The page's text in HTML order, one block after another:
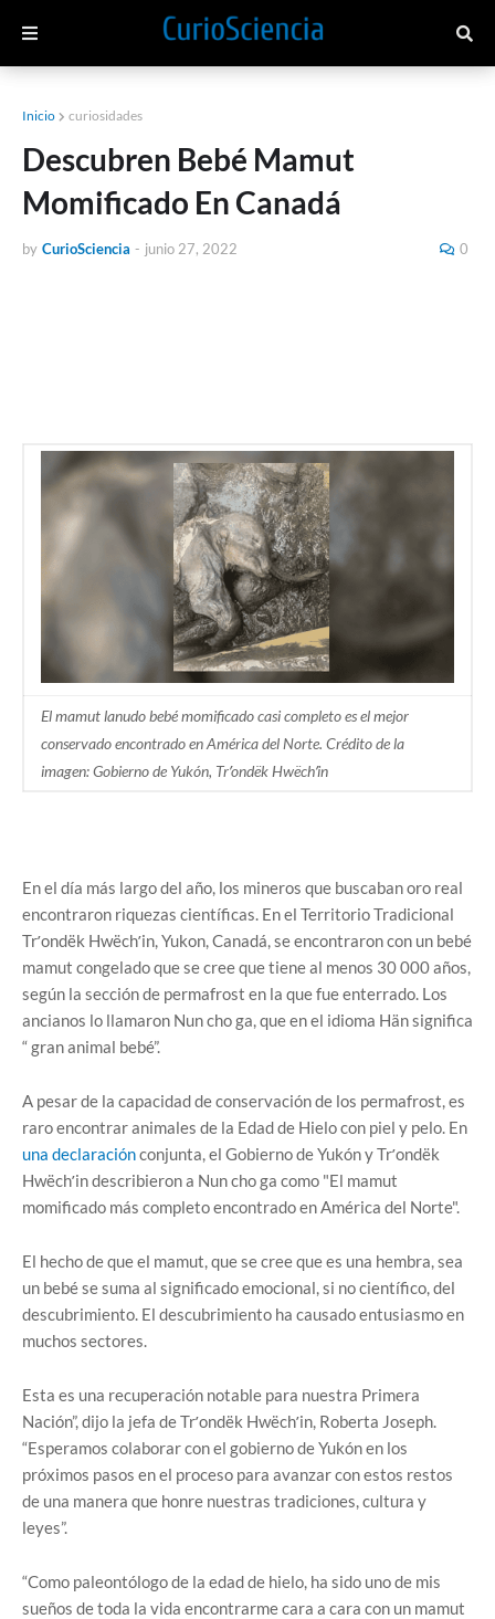
Inicio curiosidades
Descubren Bebé Mamut
Momificado En Canadá
by CurioSciencia - junio 27, 2022 0
El mamut lanudo bebé momificado casi completo es el mejor
conservado encontrado en América del Norte. Crédito de la
imagen: Gobierno de Yukón, Trʼondëk Hwëchʼin
En el día más largo del año, los mineros que buscaban oro real
encontraron riquezas científicas. En el Territorio Tradicional
Trʼondëk Hwëchʼin, Yukon, Canadá, se encontraron con un bebé
mamut congelado que se cree que tiene al menos 30 000 años,
según la sección de permafrost en la que fue enterrado. Los
ancianos lo llamaron Nun cho ga, que en el idioma Hän significa
“ gran animal bebé”.
A pesar de la capacidad de conservación de los permafrost, es
raro encontrar animales de la Edad de Hielo con piel y pelo. En
una declaraciónconjunta, el Gobierno de Yukón y Trʼondëk
Hwëchʼin describieron a Nun cho ga como "El mamut
momificado más completo encontrado en América del Norte".
El hecho de que el mamut, que se cree que es una hembra, sea
un bebé se suma al significado emocional, si no científico, del
descubrimiento. El descubrimiento ha causado entusiasmo en
muchos sectores.
Esta es una recuperación notable para nuestra Primera
Nación”, dijo la jefa de Trʼondëk Hwëchʼin, Roberta Joseph.
“Esperamos colaborar con el gobierno de Yukón en los
próximos pasos en el proceso para avanzar con estos restos
de una manera que honre nuestras tradiciones, cultura y
leyes”.
“Como paleontólogo de la edad de hielo, ha sido uno de mis
sueños de toda la vida encontrarme cara a cara con un mamut